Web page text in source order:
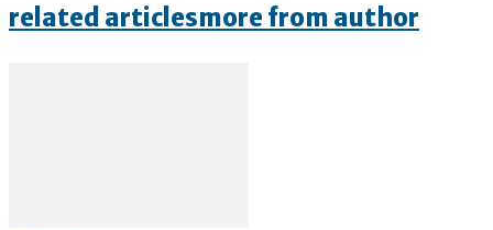
related articlesmore from author